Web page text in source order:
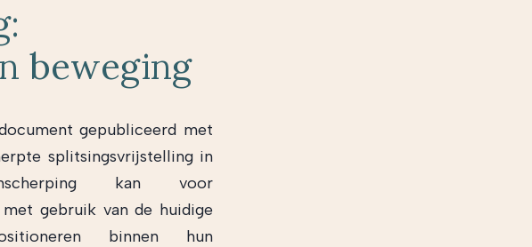
beweging
gepubliceerd met
splitsingsvrijstelling in
kan voor
gebruik van de huidige
binnen hun